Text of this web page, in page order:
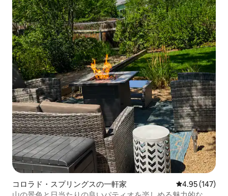
コロラド・スプリングスの一軒家 レビュー147
4.95 (147)